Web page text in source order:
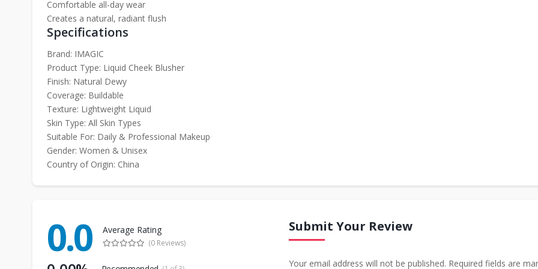
Comfortable all-day wear
Creates a natural, radiant flush
Specifications
Brand: IMAGIC
Product Type: Liquid Cheek Blusher
Finish: Natural Dewy
Coverage: Buildable
Texture: Lightweight Liquid
Skin Type: All Skin Types
Suitable For: Daily & Professional Makeup
Gender: Women & Unisex
Country of Origin: China
0.0 Average Rating
(0 Reviews)
Submit Your Review
Your email address will not be published. Required fields are